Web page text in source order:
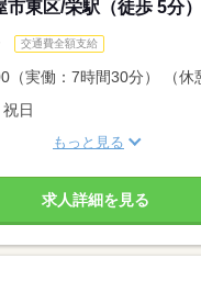
東区/栄駅（徒歩 5分）
交通費全額支給
（実働：7時間30分） （休
日
もっと見る
求人詳細を見る